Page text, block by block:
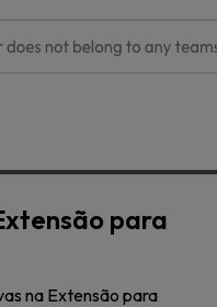
para
na Extensão para